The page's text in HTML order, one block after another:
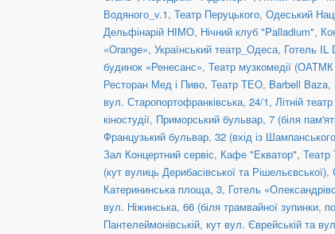
Водяного_v.1, Театр Перуцького, Одеський
Дельфінарій НІМО, Нічний клуб "Palladium",
«Orange», Український театр_Одеса, Готель IL
будинок «Ренесанс», Театр музкомедії
Ресторан Мед і Пиво, Театр ТЕО, Barbell Baza,
вул. Старопортофранківська, 24/1, Літній
кіностудії, Приморський бульвар, 7 (біля
Французький бульвар, 32 (вхід із
Зал Концертний сервіс, Кафе "Екватор",
(кут вулиць Дерибасівської та Рішельєвської),
Катерининська площа, 3, Готель
вул. Ніжинська, 66 (біля трамвайної
Пантелеймонівській, кут вул. Єврейській та